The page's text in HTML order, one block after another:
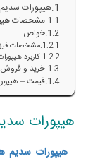
هیپورات
مشخصات
خواص
مشخصات
کاربرد
خرید و فروش
قیمت –
هیپورات
هیپورات سدیم